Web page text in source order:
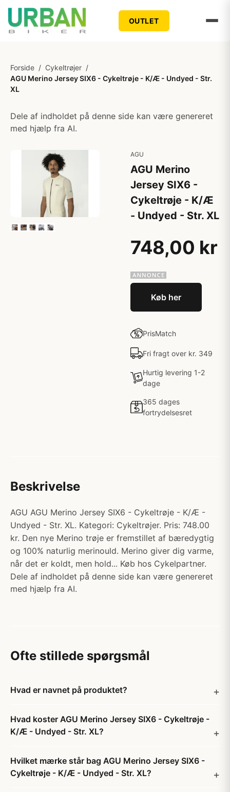
OUTLET
Forside / Cykeltrøjer /
AGU Merino Jersey SIX6 - Cykeltrøje - K/Æ - Undyed - Str.
XL
Dele af indholdet på denne side kan være genereret
med hjælp fra AI.
AGU
AGU Merino
Jersey SIX6 -
Cykeltrøje - K/Æ
- Undyed - Str. XL
748,00 kr
Køb her
PrisMatch
Fri fragt over kr. 349
Hurtig levering 1-2
dage
365 dages
fortrydelsesret
Beskrivelse
AGU AGU Merino Jersey SIX6 - Cykeltrøje - K/Æ -
Undyed - Str. XL. Kategori: Cykeltrøjer. Pris: 748.00
kr. Den nye Merino trøje er fremstillet af bæredygtig
og 100% naturlig merinould. Merino giver dig varme,
når det er koldt, men hold... Køb hos Cykelpartner.
Dele af indholdet på denne side kan være genereret
med hjælp fra AI.
Ofte stillede spørgsmål
Hvad er navnet på produktet?
Hvad koster AGU Merino Jersey SIX6 - Cykeltrøje -
K/Æ - Undyed - Str. XL?
Hvilket mærke står bag AGU Merino Jersey SIX6 -
Cykeltrøje - K/Æ - Undyed - Str. XL?